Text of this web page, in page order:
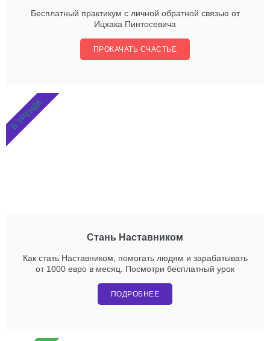
Бесплатный практикум с личной обратной связью от
Ицхака Пинтосевича
ПРОКАЧАТЬ СЧАСТЬЕ
Стань Наставником
Как стать Наставником, помогать людям и зарабатывать
от 1000 евро в месяц. Посмотри бесплатный урок
ПОДРОБНЕЕ
В ТРЕНДЕ